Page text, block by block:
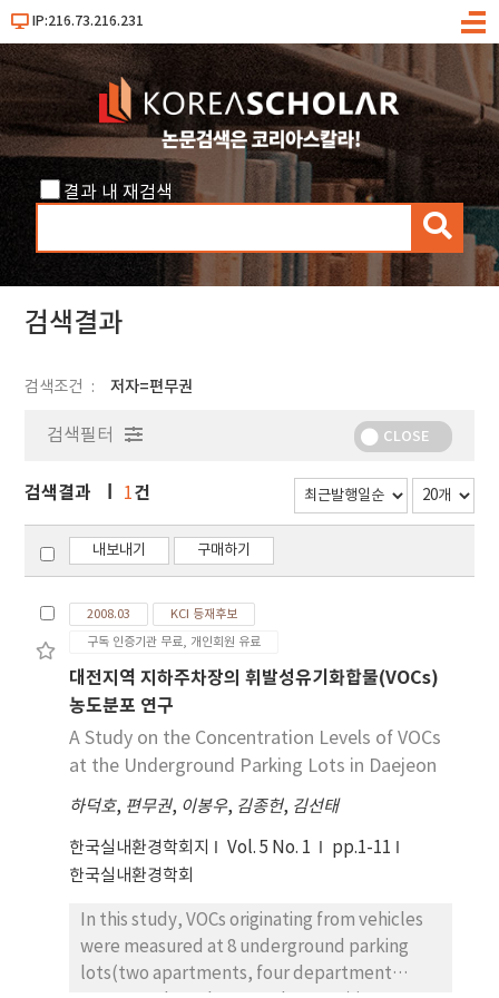
IP:216.73.216.231
메
결과 내 재검색
검
색
검색결과
검색조건 저자=편무권
검색필터 CLOSE
검색결과 1건
내보내기 구매하기
2008.03
KCI 등재후보
구독 인증기관 무료, 개인회원 유료
대전지역 지하주차장의 휘발성유기화합물(VOCs)
농도분포 연구
A Study on the Concentration Levels of VOCs
at the Underground Parking Lots in Daejeon
하덕호, 편무권, 이봉우, 김종헌, 김선태
한국실내환경학회지 Vol. 5 No. 1
pp.1-11
한국실내환경학회
In this study, VOCs originating from vehicles
were measured at 8 underground parking
lots(two apartments, four department